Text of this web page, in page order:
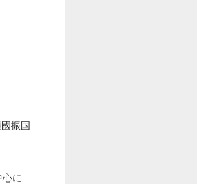
振国
に